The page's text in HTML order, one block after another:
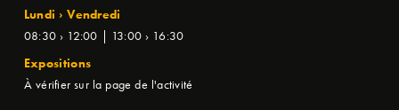
Lundi › Vendredi
08:30 › 12:00 | 13:00 › 16:30
Expositions
À vérifier sur la page de l'activité